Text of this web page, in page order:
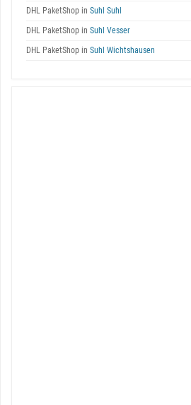
DHL PaketShop in Suhl Suhl
DHL PaketShop in Suhl Vesser
DHL PaketShop in Suhl Wichtshausen